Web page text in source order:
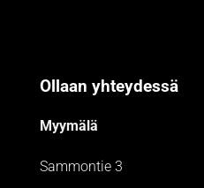
Ollaan yhteydessä
Myymälä
Sammontie 3